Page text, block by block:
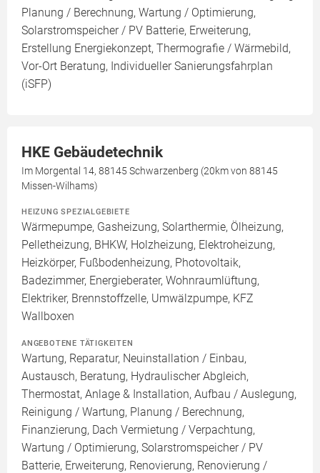
Planung / Berechnung, Wartung / Optimierung,
Solarstromspeicher / PV Batterie, Erweiterung,
Erstellung Energiekonzept, Thermografie / Wärmebild,
Vor-Ort Beratung, Individueller Sanierungsfahrplan
(iSFP)
HKE Gebäudetechnik
Im Morgental 14, 88145 Schwarzenberg (20km von 88145
Missen-Wilhams)
HEIZUNG SPEZIALGEBIETE
Wärmepumpe, Gasheizung, Solarthermie, Ölheizung,
Pelletheizung, BHKW, Holzheizung, Elektroheizung,
Heizkörper, Fußbodenheizung, Photovoltaik,
Badezimmer, Energieberater, Wohnraumlüftung,
Elektriker, Brennstoffzelle, Umwälzpumpe, KFZ
Wallboxen
ANGEBOTENE TÄTIGKEITEN
Wartung, Reparatur, Neuinstallation / Einbau,
Austausch, Beratung, Hydraulischer Abgleich,
Thermostat, Anlage & Installation, Aufbau / Auslegung,
Reinigung / Wartung, Planung / Berechnung,
Finanzierung, Dach Vermietung / Verpachtung,
Wartung / Optimierung, Solarstromspeicher / PV
Batterie, Erweiterung, Renovierung, Renovierung /